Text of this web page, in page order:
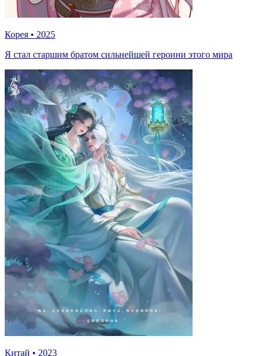
Корея • 2025
Я стал старшим братом сильнейшей героини этого мира
Китай • 2023